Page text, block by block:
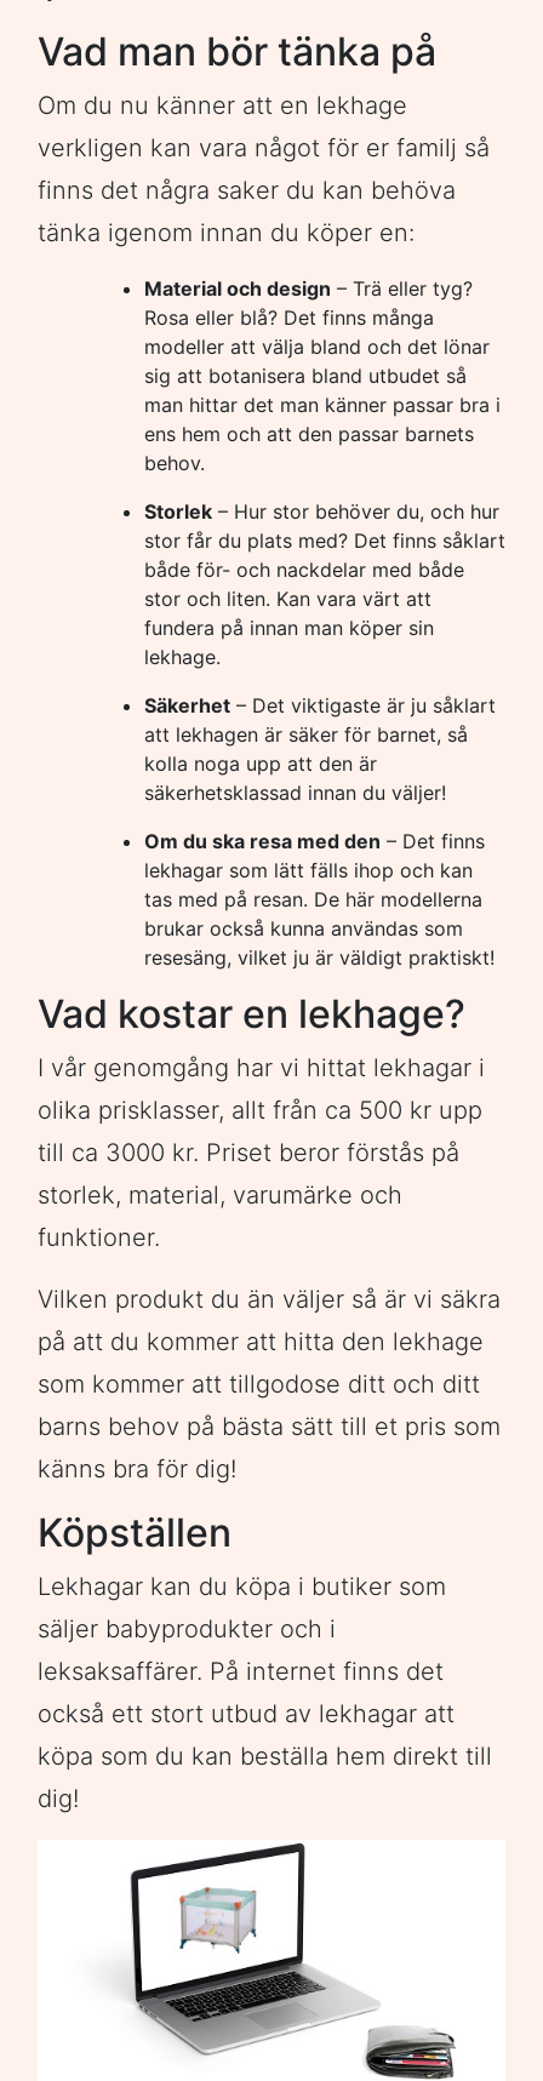
Vad man bör tänka på
Om du nu känner att en lekhage
verkligen kan vara något för er familj så
finns det några saker du kan behöva
tänka igenom innan du köper en:
Material och design – Trä eller tyg?
Rosa eller blå? Det finns många
modeller att välja bland och det lönar
sig att botanisera bland utbudet så
man hittar det man känner passar bra i
ens hem och att den passar barnets
behov.
Storlek – Hur stor behöver du, och hur
stor får du plats med? Det finns såklart
både för- och nackdelar med både
stor och liten. Kan vara värt att
fundera på innan man köper sin
lekhage.
Säkerhet – Det viktigaste är ju såklart
att lekhagen är säker för barnet, så
kolla noga upp att den är
säkerhetsklassad innan du väljer!
Om du ska resa med den – Det finns
lekhagar som lätt fälls ihop och kan
tas med på resan. De här modellerna
brukar också kunna användas som
resesäng, vilket ju är väldigt praktiskt!
Vad kostar en lekhage?
I vår genomgång har vi hittat lekhagar i
olika prisklasser, allt från ca 500 kr upp
till ca 3000 kr. Priset beror förstås på
storlek, material, varumärke och
funktioner.
Vilken produkt du än väljer så är vi säkra
på att du kommer att hitta den lekhage
som kommer att tillgodose ditt och ditt
barns behov på bästa sätt till et pris som
känns bra för dig!
Köpställen
Lekhagar kan du köpa i butiker som
säljer babyprodukter och i
leksaksaffärer. På internet finns det
också ett stort utbud av lekhagar att
köpa som du kan beställa hem direkt till
dig!